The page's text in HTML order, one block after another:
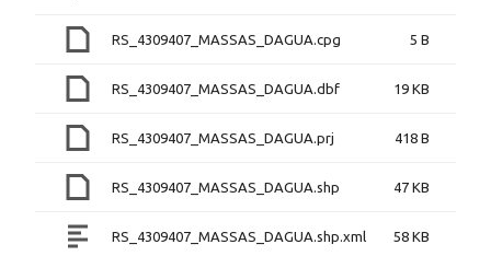
RS_4309407_MASSAS_DAGUA.cpg 5 B
RS_4309407_MASSAS_DAGUA.dbf 19 KB
RS_4309407_MASSAS_DAGUA.prj 418 B
RS_4309407_MASSAS_DAGUA.shp 47 KB
RS_4309407_MASSAS_DAGUA.shp.xml 58 KB